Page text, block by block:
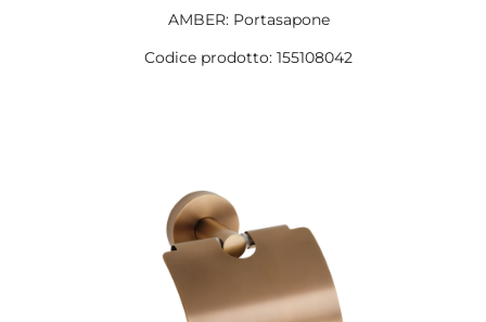
AMBER: Portasapone
Codice prodotto: 155108042